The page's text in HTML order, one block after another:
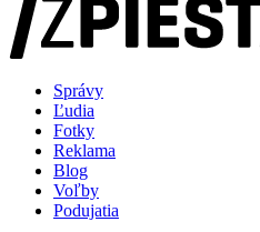
Správy
Ľudia
Fotky
Reklama
Blog
Voľby
Podujatia